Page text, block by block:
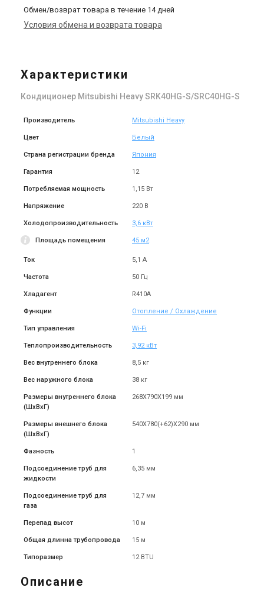
Обмен/возврат товара в течение 14 дней
Условия обмена и возврата товара
Характеристики
Кондиционер Mitsubishi Heavy SRK40HG-S/SRC40HG-S
Производитель Mitsubishi Heavy
Цвет Белый
Страна регистрации бренда Япония
Гарантия 12
Потребляемая мощность 1,15 Вт
Напряжение 220 В
Холодопроизводительность 3,6 кВт
Площадь помещения 45 м2
Ток 5,1 А
Частота 50 Гц
Хладагент R410A
Функции Отопление / Охлаждение
Тип управления Wi-Fi
Теплопроизводительность 3,92 кВт
Вес внутреннего блока 8,5 кг
Вес наружного блока 38 кг
Размеры внутреннего блока
(ШxВxГ)
268X790X199 мм
Размеры внешнего блока
(ШxВxГ)
540X780(+62)X290 мм
Фазность 1
Подсоединение труб для
жидкости
6,35 мм
Подсоединение труб для
газа
12,7 мм
Перепад высот 10 м
Общая длинна трубопровода 15 м
Типоразмер 12 BTU
Описание